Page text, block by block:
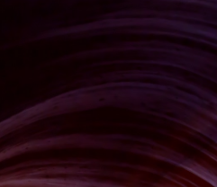
PREISE
PHILOSOPHIE